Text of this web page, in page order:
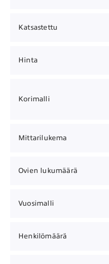
Katsastettu
Hinta
Korimalli
Mittarilukema
Ovien lukumäärä
Vuosimalli
Henkilömäärä